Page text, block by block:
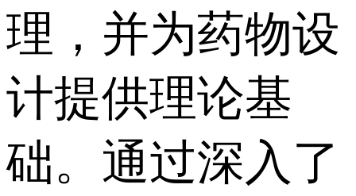
理，并为药物设
计提供理论基
础。通过深入了